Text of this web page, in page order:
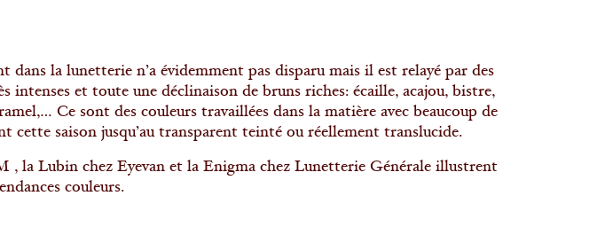
dans la lunetterie n’a évidemment pas disparu mais il est relayé par des
intenses et toute une déclinaison de bruns riches: écaille, acajou, bistre,
Ce sont des couleurs travaillées dans la matière avec beaucoup de
cette saison jusqu’au transparent teinté ou réellement translucide.
, la Lubin chez Eyevan et la Enigma chez Lunetterie Générale illustrent
couleurs.